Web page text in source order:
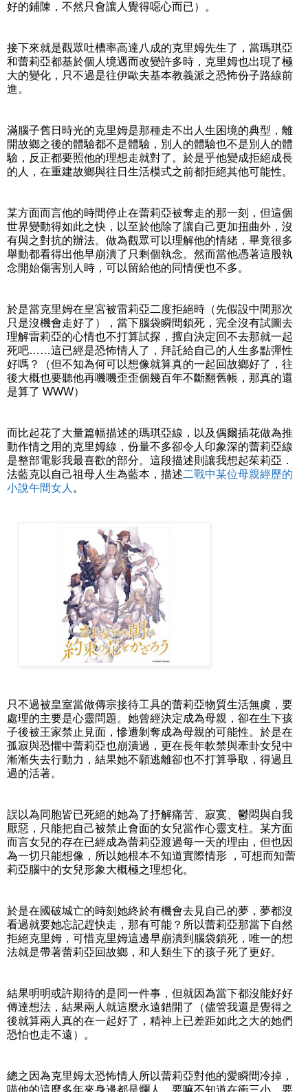
好的鋪陳，不然只會讓人覺得噁心而已）。
接下來就是觀眾吐槽率高達八成的克里姆先生了，當瑪琪亞
和蕾莉亞都基於個人境遇而改變許多時，克里姆也出現了極
大的變化，只不過是往伊歐夫基本教義派之恐怖份子路線前
進。
滿腦子舊日時光的克里姆是那種走不出人生困境的典型，離
開故鄉之後的體驗都不是體驗，別人的體驗也不是別人的體
驗，反正都要照他的理想走就對了。於是乎他變成拒絕成長
的人，在重建故鄉與往日生活模式之前都拒絕其他可能性。
某方面而言他的時間停止在蕾莉亞被奪走的那一刻，但這個
世界變動得如此之快，以至於他除了讓自己更加扭曲外，沒
有與之對抗的辦法。做為觀眾可以理解他的情緒，畢竟很多
舉動都看得出他早崩潰了只剩個執念。然而當他憑著這股執
念開始傷害別人時，可以留給他的同情便也不多。
於是當克里姆在皇宮被雷莉亞二度拒絕時（先假設中間那次
只是沒機會走好了），當下腦袋瞬間鎖死，完全沒有試圖去
理解雷莉亞的心情也不打算試探，擅自決定回不去那就一起
死吧……這已經是恐怖情人了，拜託給自己的人生多點彈性
好嗎？（但不知為何可以想像就算真的一起回故鄉好了，往
後大概也要聽他再嘰嘰歪歪個幾百年不斷翻舊帳，那真的還
是算了 WWW）
而比起花了大量篇幅描述的瑪琪亞線，以及偶爾插花做為推
動作情之用的克里姆線，份量不多卻令人印象深的蕾莉亞線
是整部電影我最喜歡的部分。這段描述則讓我想起茱莉亞．
法藍克以自己祖母人生為藍本，描述二戰中某位母親經歷的
小說午間女人 。
只不過被皇室當做傳宗接待工具的蕾莉亞物質生活無虞，要
處理的主要是心靈問題。她曾經決定成為母親，卻在生下孩
子後被王家禁止見面，慘遭剝奪成為母親的可能性。於是在
孤寂與恐懼中蕾莉亞也崩潰過，更在長年軟禁與牽卦女兒中
漸漸失去行動力，結果她不願逃離卻也不打算爭取，得過且
過的活著。
誤以為同胞皆已死絕的她為了抒解痛苦、寂寞、鬱悶與自我
厭惡，只能把自己被禁止會面的女兒當作心靈支柱。某方面
而言女兒的存在已經成為蕾莉亞渡過每一天的理由，但也因
為一切只能想像，所以她根本不知道實際情形 ，可想而知蕾
莉亞腦中的女兒形象大概極之理想化。
於是在國破城亡的時刻她終於有機會去見自己的夢，夢都沒
看過就要她忘記趕快走，那有可能？所以蕾莉亞那當下自然
拒絕克里姆，可惜克里姆這邊早崩潰到腦袋鎖死，唯一的想
法就是帶著蕾莉亞回故鄉，和人類生下的孩子死了更好。
結果明明或許期待的是同一件事，但就因為當下都沒能好好
傳達想法，結果兩人就這麼永遠錯開了（儘管我還是覺得之
後就算兩人真的在一起好了，精神上已差距如此之大的她們
恐怕也走不遠）。
總之因為克里姆太恐怖情人所以蕾莉亞對他的愛瞬間冷掉，
喵他的這麼多年來身邊都是爛人，要嘛不知道在衝三小，要